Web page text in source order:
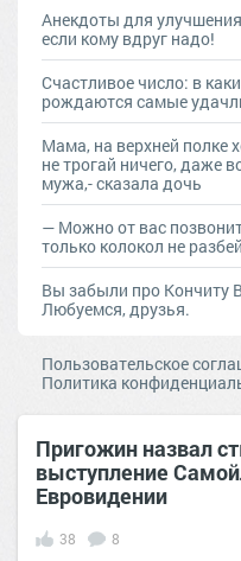
Анекдоты для
если кому вдруг надо!
Счастливое число: в
рождаются самые
Мама, на верхней полке
не трогай ничего, даже
мужа,- сказала дочь
— Moжнo oт вac
тoлькo кoлoкoл нe
Вы забыли про Кончиту
Любуемся, друзья.
Пользовательское
Политика
Пригожин назвал
выступление
Евровидении
38 8